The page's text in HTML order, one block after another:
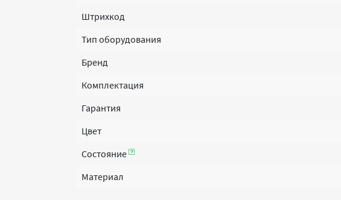
Штрихкод
Тип оборудования
Бренд
Комплектация
Гарантия
Цвет
Состояние
Материал